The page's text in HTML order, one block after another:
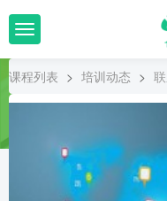
T
o
g
l
课程列表 > 培训动态 >